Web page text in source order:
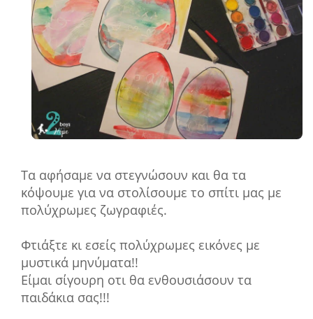
Τα αφήσαμε να στεγνώσουν και θα τα
κόψουμε για να στολίσουμε το σπίτι μας με
πολύχρωμες ζωγραφιές.
Φτιάξτε κι εσείς πολύχρωμες εικόνες με
μυστικά μηνύματα!!
Είμαι σίγουρη οτι θα ενθουσιάσουν τα
παιδάκια σας!!!